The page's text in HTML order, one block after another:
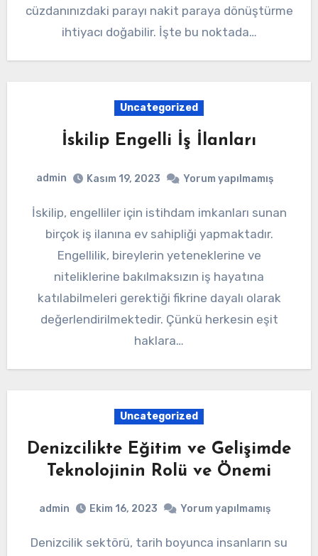
cüzdanınızdaki parayı nakit paraya dönüştürme
ihtiyacı doğabilir. İşte bu noktada…
Uncategorized
İskilip Engelli İş İlanları
admin Kasım 19, 2023 Yorum yapılmamış
İskilip, engelliler için istihdam imkanları sunan
birçok iş ilanına ev sahipliği yapmaktadır.
Engellilik, bireylerin yeteneklerine ve
niteliklerine bakılmaksızın iş hayatına
katılabilmeleri gerektiği fikrine dayalı olarak
değerlendirilmektedir. Çünkü herkesin eşit
haklara…
Uncategorized
Denizcilikte Eğitim ve Gelişimde
Teknolojinin Rolü ve Önemi
admin Ekim 16, 2023 Yorum yapılmamış
Denizcilik sektörü, tarih boyunca insanların su